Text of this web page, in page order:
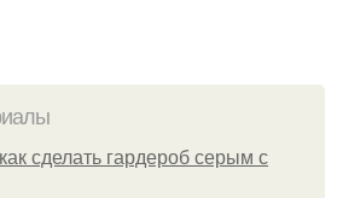
сделать гардероб серым с